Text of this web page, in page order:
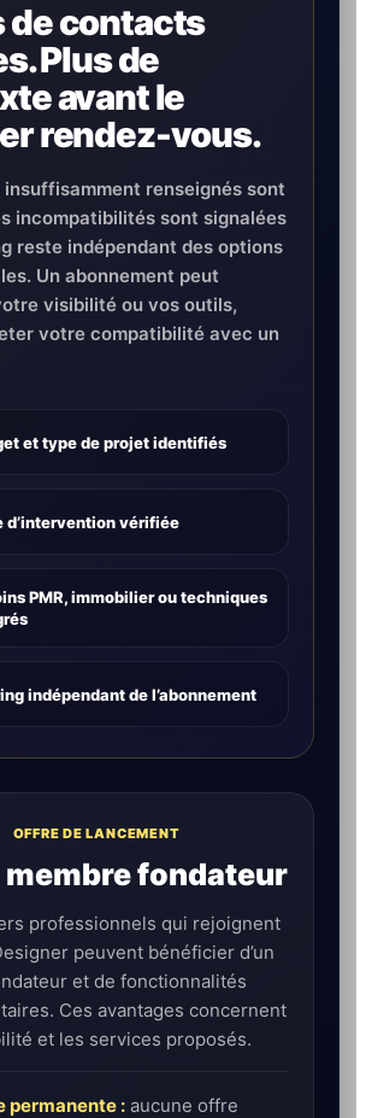
de contacts
Plus de
avant le
rendez-vous.
insuffisamment renseignés sont
incompatibilités sont signalées
reste indépendant des options
Un abonnement peut
visibilité ou vos outils,
votre compatibilité avec un
et type de projet identifiés
d’intervention vérifiée
PMR, immobilier ou techniques
indépendant de l’abonnement
OFFRE DE LANCEMENT
fondateur
professionnels qui rejoignent
peuvent bénéficier d’un
et de fonctionnalités
Ces avantages concernent
et les services proposés.
permanente :aucune offre